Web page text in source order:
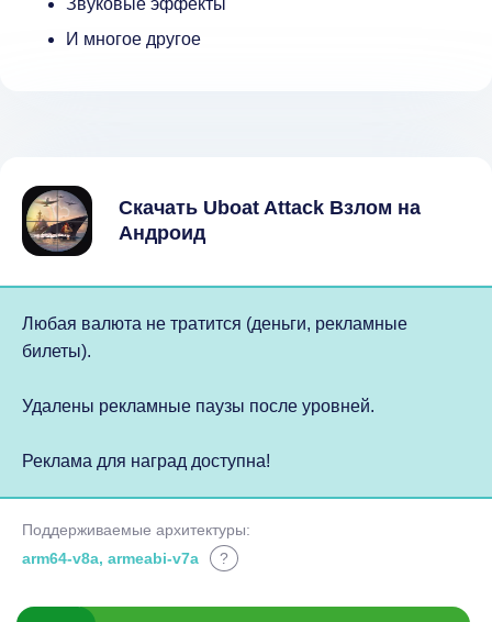
Звуковые эффекты
И многое другое
Скачать Uboat Attack Взлом на
Андроид
Любая валюта не тратится (деньги, рекламные
билеты).
Удалены рекламные паузы после уровней.
Реклама для наград доступна!
Поддерживаемые архитектуры:
arm64-v8a, armeabi-v7a
?